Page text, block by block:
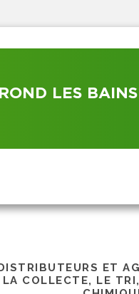
LES BAINS
ET
COLLECTE, LE